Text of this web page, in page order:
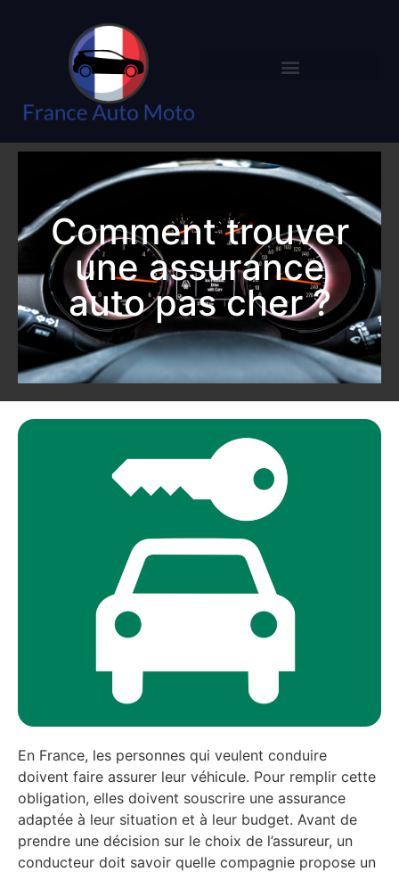
Comment trouver
une assurance
auto pas cher ?
En France, les personnes qui veulent conduire
doivent faire assurer leur véhicule. Pour remplir cette
obligation, elles doivent souscrire une assurance
adaptée à leur situation et à leur budget. Avant de
prendre une décision sur le choix de l’assureur, un
conducteur doit savoir quelle compagnie propose un